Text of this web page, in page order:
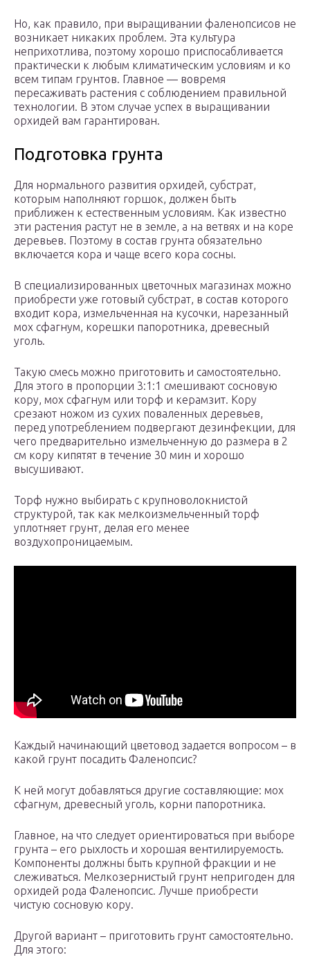
Но, как правило, при выращивании фаленопсисов не
возникает никаких проблем. Эта культура
неприхотлива, поэтому хорошо приспосабливается
практически к любым климатическим условиям и ко
всем типам грунтов. Главное — вовремя
пересаживать растения с соблюдением правильной
технологии. В этом случае успех в выращивании
орхидей вам гарантирован.
Подготовка грунта
Для нормального развития орхидей, субстрат,
которым наполняют горшок, должен быть
приближен к естественным условиям. Как известно
эти растения растут не в земле, а на ветвях и на коре
деревьев. Поэтому в состав грунта обязательно
включается кора и чаще всего кора сосны.
В специализированных цветочных магазинах можно
приобрести уже готовый субстрат, в состав которого
входит кора, измельченная на кусочки, нарезанный
мох сфагнум, корешки папоротника, древесный
уголь.
Такую смесь можно приготовить и самостоятельно.
Для этого в пропорции 3:1:1 смешивают сосновую
кору, мох сфагнум или торф и керамзит. Кору
срезают ножом из сухих поваленных деревьев,
перед употреблением подвергают дезинфекции, для
чего предварительно измельченную до размера в 2
см кору кипятят в течение 30 мин и хорошо
высушивают.
Торф нужно выбирать с крупноволокнистой
структурой, так как мелкоизмельченный торф
уплотняет грунт, делая его менее
воздухопроницаемым.
Каждый начинающий цветовод задается вопросом – в
какой грунт посадить Фаленопсис?
К ней могут добавляться другие составляющие: мох
сфагнум, древесный уголь, корни папоротника.
Главное, на что следует ориентироваться при выборе
грунта – его рыхлость и хорошая вентилируемость.
Компоненты должны быть крупной фракции и не
слеживаться. Мелкозернистый грунт непригоден для
орхидей рода Фаленопсис. Лучше приобрести
чистую сосновую кору.
Другой вариант – приготовить грунт самостоятельно.
Для этого: